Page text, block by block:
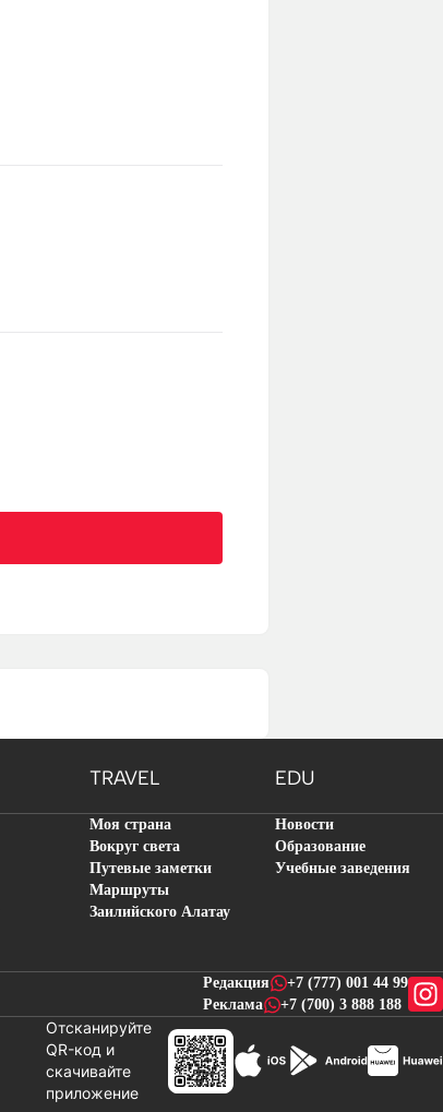
TRAVEL EDU
Моя страна
Вокруг света
Путевые заметки
Маршруты
Заилийского Алатау
Новости
Образование
Учебные заведения
Редакция
+7 (777) 001 44 99
Реклама
+7 (700) 3 888 188
Отсканируйте
QR-код и
скачивайте
приложениеновостей